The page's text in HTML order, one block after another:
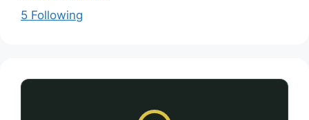
5 Following